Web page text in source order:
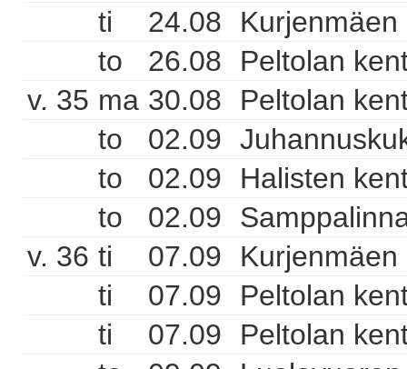
ti
24.08
Kurjenmäen
to
26.08
Peltolan
v. 35 ma 30.08
Peltolan
to
02.09
to
02.09
Halisten
to
02.09
v. 36 ti 07.09
Kurjenmäen
ti
07.09
Peltolan
ti
07.09
Peltolan